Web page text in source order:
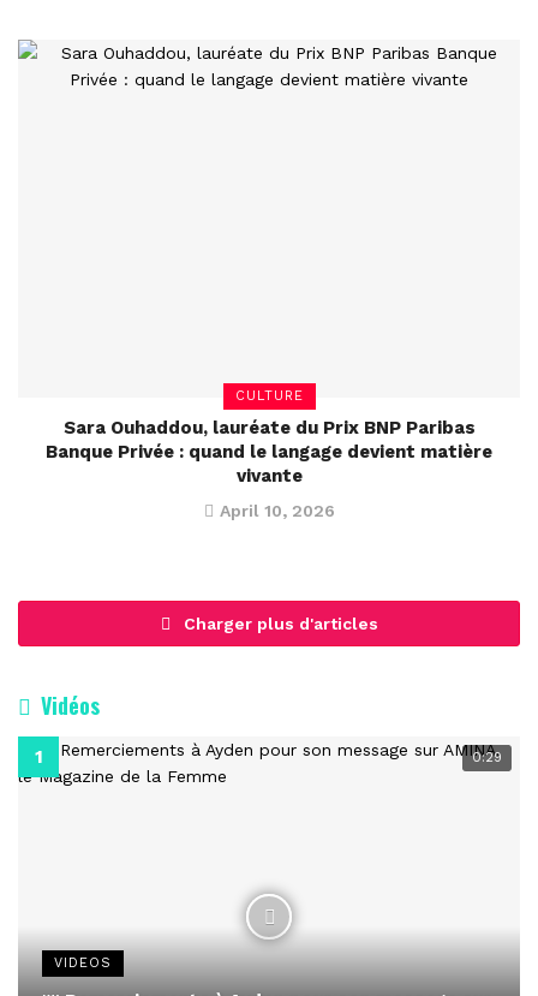
CULTURE
Sara Ouhaddou, lauréate du Prix BNP Paribas
Banque Privée : quand le langage devient matière
vivante
April 10, 2026
Charger plus d'articles
Vidéos
0:29
VIDEOS